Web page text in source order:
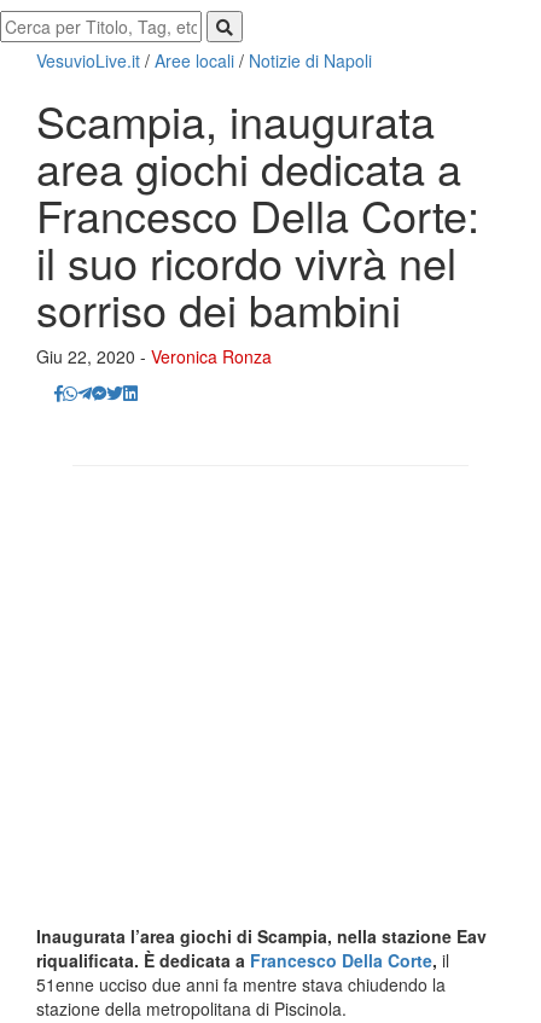
VesuvioLive.it / Aree locali / Notizie di Napoli
Scampia, inaugurata
area giochi dedicata a
Francesco Della Corte:
il suo ricordo vivrà nel
sorriso dei bambini
Giu 22, 2020 - Veronica Ronza
Inaugurata l’area giochi di Scampia, nella stazione Eav
riqualificata. È dedicata a Francesco Della Corte, il
51enne ucciso due anni fa mentre stava chiudendo la
stazione della metropolitana di Piscinola.